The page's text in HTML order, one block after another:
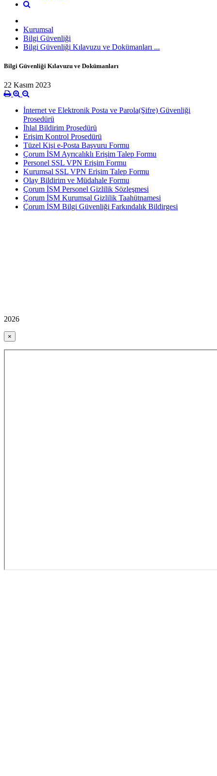
Kurumsal
Bilgi Güvenliği
Bilgi Güvenliği Kılavuzu ve Dokümanları ...
Bilgi Güvenliği Kılavuzu ve Dokümanları
22 Kasım 2023
İnternet ve Elektronik Posta ve Parola(Şifre) Güvenliği
Prosedürü
İhlal Bildirim Prosedürü
Erişim Kontrol Prosedürü
Tüzel Kişi e-Posta Başvuru Formu
Çorum İSM Ayrıcalıklı Erişim Talep Formu
Personel SSL VPN Erişim Formu
Kurumsal SSL VPN Erişim Talep Formu
Olay Bildirim ve Müdahale Formu
Çorum İSM Personel Gizlilik Sözleşmesi
Çorum İSM Kurumsal Gizlilik Taahütnamesi
Çorum İSM Bilgi Güvenliği Farkındalık Bildirgesi
2026
×